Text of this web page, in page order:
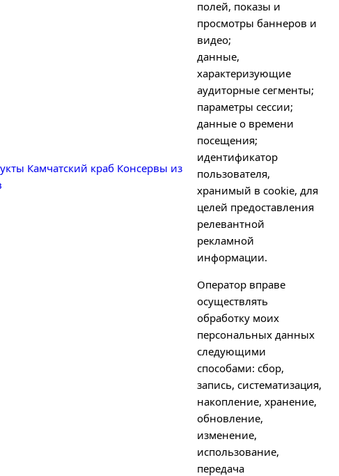
Камчатский краб Консервы из
полей, показы и
просмотры баннеров и
видео;
данные,
характеризующие
аудиторные сегменты;
параметры сессии;
данные о времени
посещения;
идентификатор
пользователя,
хранимый в cookie, для
целей предоставления
релевантной
рекламной
информации.
Оператор вправе
осуществлять
обработку моих
персональных данных
следующими
способами: сбор,
запись, систематизация,
накопление, хранение,
обновление,
изменение,
использование,
передача